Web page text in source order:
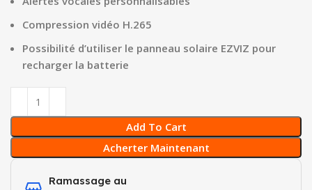
Compression vidéo H.265
Possibilité d’utiliser le panneau solaire EZVIZ pour
recharger la batterie
Add To Cart
Acherter Maintenant
Ramassage au